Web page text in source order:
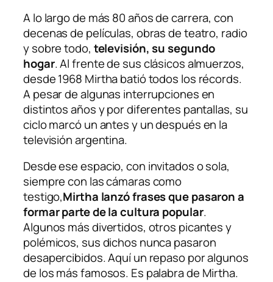
A lo largo de más 80 años de carrera, con
decenas de películas, obras de teatro, radio
y sobre todo, televisión, su segundo
hogar. Al frente de sus clásicos almuerzos,
desde 1968 Mirtha batió todos los récords.
A pesar de algunas interrupciones en
distintos años y por diferentes pantallas, su
ciclo marcó un antes y un después en la
televisión argentina.
Desde ese espacio, con invitados o sola,
siempre con las cámaras como
testigo,Mirtha lanzó frases que pasaron a
formar parte de la cultura popular.
Algunos más divertidos, otros picantes y
polémicos, sus dichos nunca pasaron
desapercibidos. Aquí un repaso por algunos
de los más famosos. Es palabra de Mirtha.